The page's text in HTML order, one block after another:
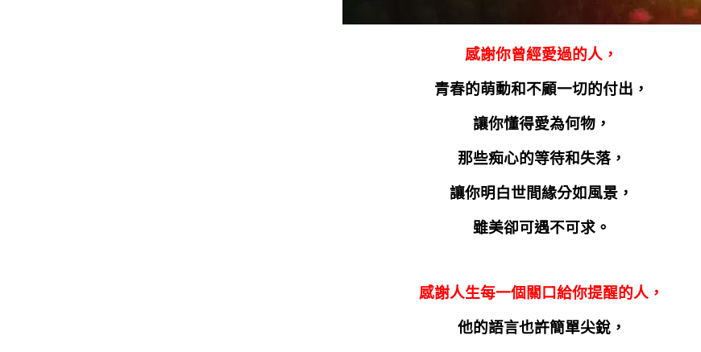
感謝你曾經愛過的人，
青春的萌動和不顧一切的付出，
讓你懂得愛為何物，
那些痴心的等待和失落，
讓你明白世間緣分如風景，
雖美卻可遇不可求。
感謝人生每一個關口給你提醒的人，
他的語言也許簡單尖銳，